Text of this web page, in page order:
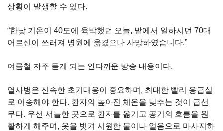
상황이 발생할 수 있다.
“한낮 기온이 40도에 육박했던 오늘, 밭에서 일하시던 70대
어르신이 쓰러져 병원에 옮겼으나 사망하였습니다.”
여름철 자주 듣게 되는 안타까운 방송 내용이다.
열사병은 신속한 초기대응이 중요하며, 최대한 빨리 응급실
로 이송해야 한다. 환자의 높아진 체온을 낮추는 것이 급선
무다. 우선 서늘한 곳으로 환자를 옮기고 공기의 흐름을 원
활하게 해주며, 옷을 벗겨 시원한 물이나 얼음으로 마사지하